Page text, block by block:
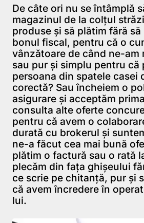
De câte ori nu se întâmplă
magazinul de la colţul
produse şi să plătim fără
bonul fiscal, pentru că o
vânzătoare de când ne-am
sau pur şi simplu pentru că
persoana din spatele casei
corectă? Sau încheiem o
asigurare şi acceptăm
consulta alte oferte
pentru că avem o
durată cu brokerul şi
ne-a făcut cea mai bună
plătim o factură sau o rată
plecăm din faţa ghişeului
ce scrie pe chitanţă, pur şi
că avem încredere în
lui.